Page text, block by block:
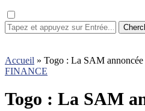
Accueil » Togo : La SAM
FINANCE
Togo : La SAM